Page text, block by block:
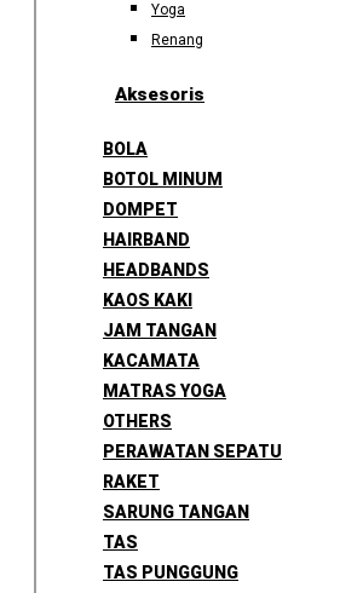
Yoga
Renang
Aksesoris
BOLA
BOTOL MINUM
DOMPET
HAIRBAND
HEADBANDS
KAOS KAKI
JAM TANGAN
KACAMATA
MATRAS YOGA
OTHERS
PERAWATAN SEPATU
RAKET
SARUNG TANGAN
TAS
TAS PUNGGUNG